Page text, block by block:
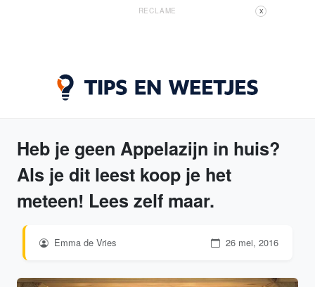
RECLAME X
Heb je geen Appelazijn in huis?
Als je dit leest koop je het
meteen! Lees zelf maar.
Emma de Vries 26 mei, 2016